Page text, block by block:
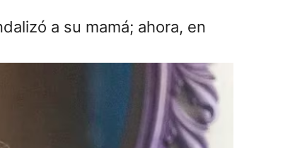
a su mamá; ahora, en